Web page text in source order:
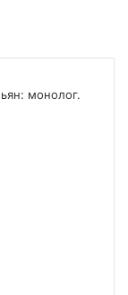
монолог.